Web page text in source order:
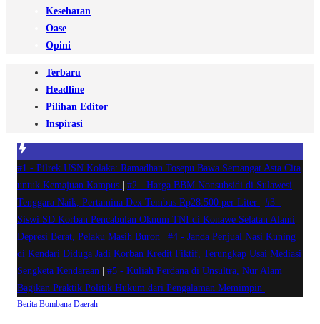
Kesehatan
Oase
Opini
Terbaru
Headline
Pilihan Editor
Inspirasi
#1 - Pilrek USN Kolaka: Ramadhan Tosepu Bawa Semangat Asta Cita
untuk Kemajuan Kampus
#2 - Harga BBM Nonsubsidi di Sulawesi
Tenggara Naik, Pertamina Dex Tembus Rp28.500 per Liter
#3 -
Siswi SD Korban Pencabulan Oknum TNI di Konawe Selatan Alami
Depresi Berat, Pelaku Masih Buron
#4 - Janda Penjual Nasi Kuning
di Kendari Diduga Jadi Korban Kredit Fiktif, Terungkap Usai Mediasi
Sengketa Kendaraan
#5 - Kuliah Perdana di Unsultra, Nur Alam
Bagikan Praktik Politik Hukum dari Pengalaman Memimpin
Berita Bombana Daerah